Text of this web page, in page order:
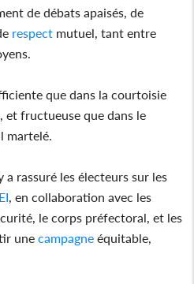
de débats apaisés, de
respect mutuel, tant entre
que dans la courtoisie
et fructueuse que dans le
martelé.
rassuré les électeurs sur les
, en collaboration avec les
le corps préfectoral, et les
une campagne équitable,